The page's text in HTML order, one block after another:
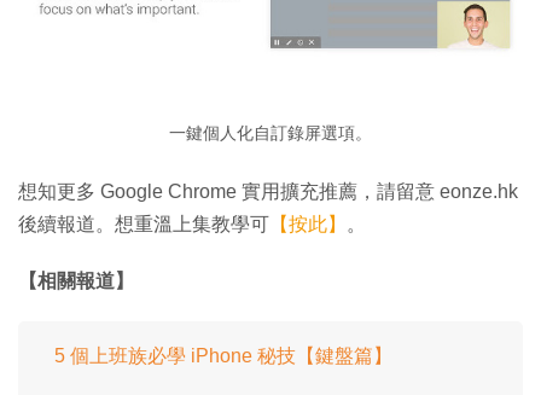
一鍵個人化自訂錄屏選項。
想知更多 Google Chrome 實用擴充推薦，請留意 eonze.hk
後續報道。想重溫上集教學可 【按此】 。
【相關報道】
5 個上班族必學 iPhone 秘技【鍵盤篇】